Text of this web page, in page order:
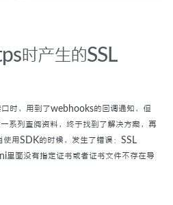
时产生的SSL
时，用到了webhooks的回调通知，但
系列查阅资料，终于找到了解决方案，再
使用SDK的时候，发生了错误：SSL
面没有指定证书或者证书文件不存在导